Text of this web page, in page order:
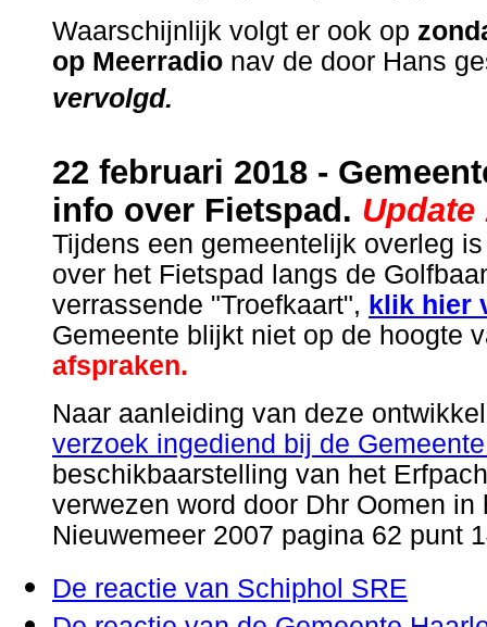
Waarschijnlijk volgt er ook op
op Meerradio nav de door Hans
vervolgd.
22 februari 2018 -
info over Fietspad. Update
Tijdens een gemeentelijk overleg
over het Fietspad langs de
verrassende "Troefkaart", klik hier
Gemeente blijkt niet op de hoogte
afspraken.
Naar aanleiding van deze
verzoek ingediend bij de
beschikbaarstelling van het
verwezen word door Dhr Oomen
Nieuwemeer 2007 pagina 62 punt
De reactie van Schiphol SRE